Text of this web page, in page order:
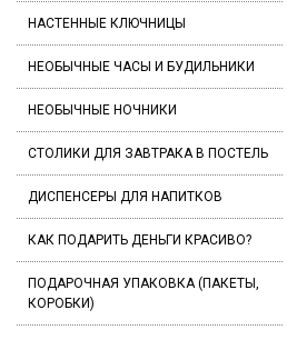
НАСТЕННЫЕ КЛЮЧНИЦЫ
НЕОБЫЧНЫЕ ЧАСЫ И БУДИЛЬНИКИ
НЕОБЫЧНЫЕ НОЧНИКИ
СТОЛИКИ ДЛЯ ЗАВТРАКА В ПОСТЕЛЬ
ДИСПЕНСЕРЫ ДЛЯ НАПИТКОВ
КАК ПОДАРИТЬ ДЕНЬГИ КРАСИВО?
ПОДАРОЧНАЯ УПАКОВКА (ПАКЕТЫ,
КОРОБКИ)